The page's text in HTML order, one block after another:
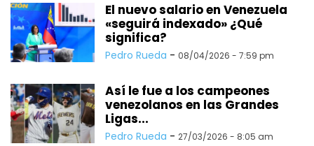
El nuevo salario en Venezuela
«seguirá indexado» ¿Qué
significa?
Pedro Rueda - 08/04/2026 - 7:59 pm
Así le fue a los campeones
venezolanos en las Grandes
Ligas...
Pedro Rueda - 27/03/2026 - 8:05 am